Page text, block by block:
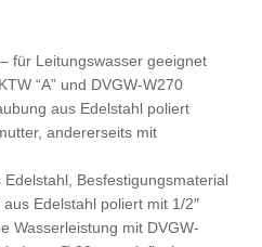
für Leitungswasser geeignet
“A” und DVGW-W270
aus Edelstahl poliert
andererseits mit
Besfestigungsmaterial
Edelstahl poliert mit 1/2″
Wasserleistung mit DVGW-